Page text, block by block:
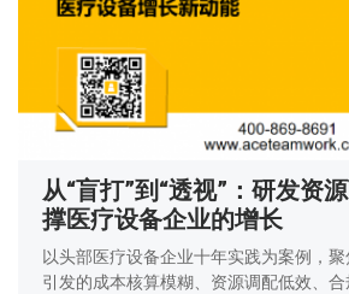
从“盲打”到“透视”：研发资
撑医疗设备企业的增长
以头部医疗设备企业十年实践为案例，
引发的成本核算模糊、资源调配低效、